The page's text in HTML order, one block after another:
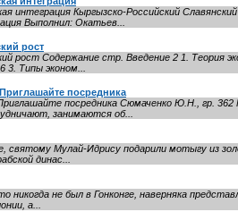
интеграция Кыргызско-Российский
Выполнил: Окатьев...
рост
рост Содержание стр. Введение 2 1. Теория
3. Типы эконом...
посредника
посредника Сюмаченко Ю.Н., гр.
занимаются об...
святому Мулай-Идрису подарили мотыгу из
динас...
никогда не был в Гонконге, наверняка
а...